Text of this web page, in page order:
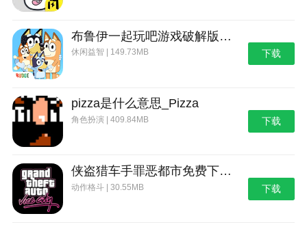
布鲁伊一起玩吧游戏破解版_布鲁伊：一起玩吧
休闲益智 | 149.73MB 下载
pizza是什么意思_Pizza
角色扮演 | 409.84MB 下载
侠盗猎车手罪恶都市免费下载_侠盗猎车手：罪恶都市
动作格斗 | 30.55MB 下载